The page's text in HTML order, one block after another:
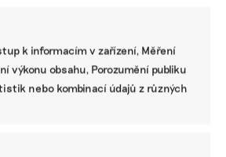
k informacím v zařízení, Měření
výkonu obsahu, Porozumění publiku
nebo kombinací údajů z různých
všem.
se můžeme pustit do témat,